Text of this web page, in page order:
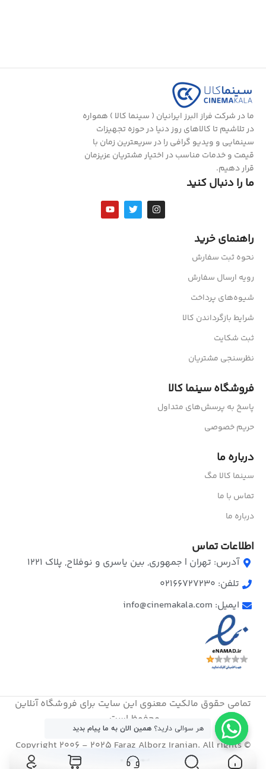
ما در شرکت فراز البرز ایرانیان ( سینما کالا ) همواره
در تلاشیم تا کالاهای روز دنیا در حوزه تجهیزات
سینمایی و ویدیو گرافی را در سریعترین زمان با
قیمت و خدمات مناسب در اختیار مشتریان عزیزمان
قرار دهیم.
ما را دنبال کنید
راهنمای خرید
نحوه ثبت سفارش
رویه ارسال سفارش
شیوه‌های پرداخت
شرایط بازگرداندن کالا
ثبت شکایت
نظرسنجی مشتریان
فروشگاه سینما کالا
پاسخ به پرسش‌های متداول
حریم خصوصی
درباره ما
سینما کالا مگ
تماس با ما
درباره ما
اطلاعات تماس
آدرس: تهران | جمهوری, بین یاسری و نوفلاح, پلاک ۱۲۲۱
تلفن: 02166727230
ایمیل: info@cinemakala.com
تمامی حقوق مالکیت معنوی این ‌سایت برای فروشگاه آنلاین
محفوظ است.
© Copyright 2006 - 2025 Faraz Alborz Iranian. All rights
reserved
هر سوالی دارید؟ همین الان به ما پیام بدید